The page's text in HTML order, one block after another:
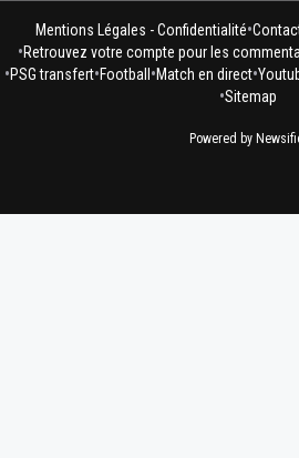
Mentions Légales - Confidentialité•
•Retrouvez votre compte pour les
•PSG transfert•Football •Match en direct•
•Sitemap
Powered by